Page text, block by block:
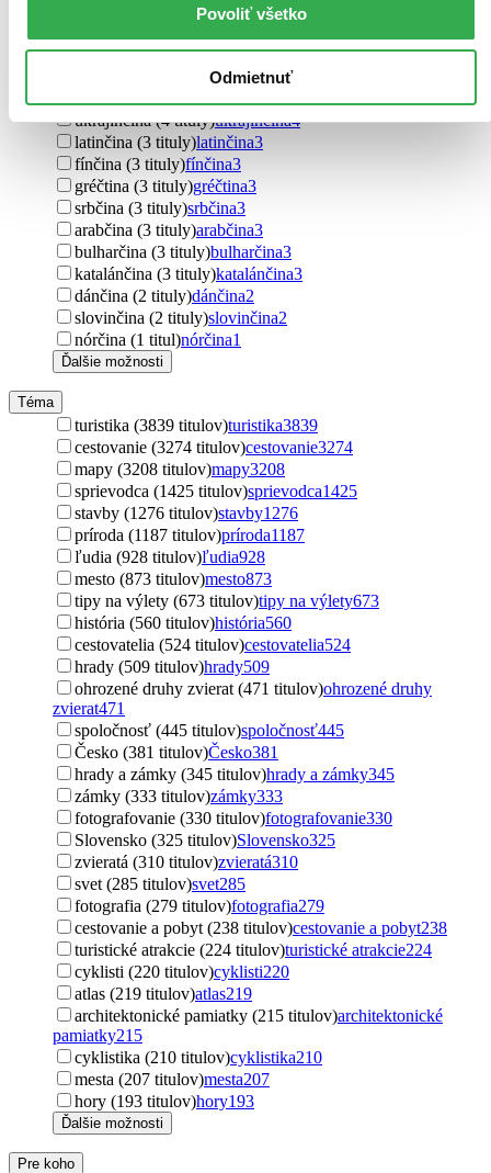
Povoliť všetko
Odmietnuť
holandčina (13 titulov)holandčina
rumunčina (6 titulov)rumunčina6
švédčina4
ukrajinčina (4 tituly)ukrajinčina4
latinčina (3 tituly)latinčina3
fínčina (3 tituly)fínčina3
gréčtina (3 tituly)gréčtina3
srbčina (3 tituly)srbčina3
arabčina (3 tituly)arabčina3
bulharčina (3 tituly)bulharčina3
katalánčina (3 tituly)katalánčina3
dánčina (2 tituly)dánčina2
slovinčina (2 tituly)slovinčina2
nórčina (1 titul)nórčina1
Ďalšie možnosti
Téma
turistika (3839 titulov)turistika3839
cestovanie (3274 titulov)cestovanie3274
mapy (3208 titulov)mapy3208
sprievodca (1425 titulov)sprievodca1425
stavby (1276 titulov)stavby1276
príroda (1187 titulov)príroda1187
ľudia (928 titulov)ľudia928
mesto (873 titulov)mesto873
tipy na výlety (673 titulov)tipy na výlety673
história (560 titulov)história560
cestovatelia (524 titulov)cestovatelia524
hrady (509 titulov)hrady509
ohrozené druhy zvierat (471 titulov)ohrozené druhy
zvierat471
spoločnosť (445 titulov)spoločnosť445
Česko (381 titulov)Česko381
hrady a zámky (345 titulov)hrady a zámky345
zámky (333 titulov)zámky333
fotografovanie (330 titulov)fotografovanie330
Slovensko (325 titulov)Slovensko325
zvieratá (310 titulov)zvieratá310
svet (285 titulov)svet285
fotografia (279 titulov)fotografia279
cestovanie a pobyt (238 titulov)cestovanie a pobyt238
turistické atrakcie (224 titulov)turistické atrakcie224
cyklisti (220 titulov)cyklisti220
atlas (219 titulov)atlas219
architektonické pamiatky (215 titulov)architektonické
pamiatky215
cyklistika (210 titulov)cyklistika210
mesta (207 titulov)mesta207
hory (193 titulov)hory193
Ďalšie možnosti
Pre koho